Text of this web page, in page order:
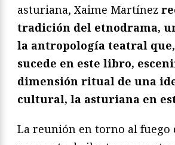
asturiana, Xaime Martínez
tradición del etnodrama,
la antropología teatral
sucede en este libro,
dimensión ritual de una
cultural, la asturiana en
La reunión en torno al fuego